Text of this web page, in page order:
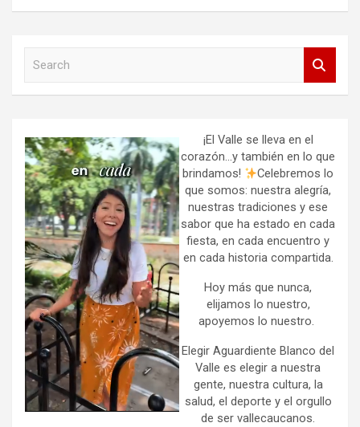
h
¡El Valle se lleva en el
corazón…y también en lo que
brindamos!
Celebremos lo
que somos: nuestra alegría,
nuestras tradiciones y ese
sabor que ha estado en cada
fiesta, en cada encuentro y
en cada historia compartida.
Hoy más que nunca,
elijamos lo nuestro,
apoyemos lo nuestro.
Elegir Aguardiente Blanco del
Valle es elegir a nuestra
gente, nuestra cultura, la
salud, el deporte y el orgullo
de ser vallecaucanos.